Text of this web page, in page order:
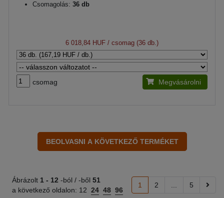
Csomagolás: 36 db
6 018,84 HUF / csomag (36 db.)
csomag Megvásárolni
Ábrázolt 1 - 12 -ból / -ből 51
a következő oldalon: 12 24 48 96
1 2 5